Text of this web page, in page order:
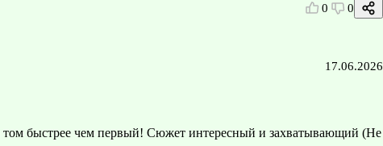
0 0
17.06.2026
том быстрее чем первый! Сюжет интересный и захватывающий (Не